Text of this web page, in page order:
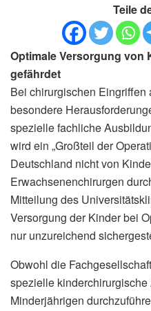
Teile
Optimale Versorgung von
gefährdet
Bei chirurgischen
besondere
spezielle fachliche
wird ein „Großteil der
Deutschland nicht von
Erwachsenenchirurgen
Mitteilung des
Versorgung der Kinder bei
nur unzureichend
Obwohl die
spezielle
Minderjährigen